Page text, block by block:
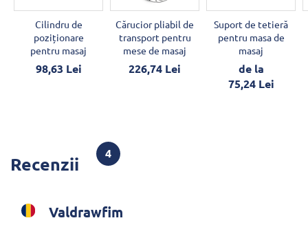
Cilindru de
poziționare
pentru masaj
98,63 Lei
Cărucior pliabil de
transport pentru
mese de masaj
226,74 Lei
Suport de tetieră
pentru masa de
masaj
de la
75,24 Lei
Recenzii 4
Valdrawfim